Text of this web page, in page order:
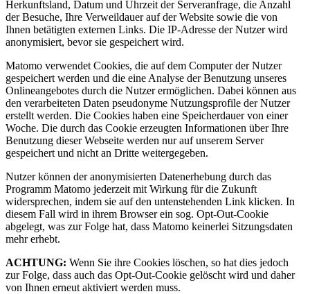
Herkunftsland, Datum und Uhrzeit der Serveranfrage, die Anzahl
der Besuche, Ihre Verweildauer auf der Website sowie die von
Ihnen betätigten externen Links. Die IP-Adresse der Nutzer wird
anonymisiert, bevor sie gespeichert wird.
Matomo verwendet Cookies, die auf dem Computer der Nutzer
gespeichert werden und die eine Analyse der Benutzung unseres
Onlineangebotes durch die Nutzer ermöglichen. Dabei können aus
den verarbeiteten Daten pseudonyme Nutzungsprofile der Nutzer
erstellt werden. Die Cookies haben eine Speicherdauer von einer
Woche. Die durch das Cookie erzeugten Informationen über Ihre
Benutzung dieser Webseite werden nur auf unserem Server
gespeichert und nicht an Dritte weitergegeben.
Nutzer können der anonymisierten Datenerhebung durch das
Programm Matomo jederzeit mit Wirkung für die Zukunft
widersprechen, indem sie auf den untenstehenden Link klicken. In
diesem Fall wird in ihrem Browser ein sog. Opt-Out-Cookie
abgelegt, was zur Folge hat, dass Matomo keinerlei Sitzungsdaten
mehr erhebt.
ACHTUNG: Wenn Sie ihre Cookies löschen, so hat dies jedoch
zur Folge, dass auch das Opt-Out-Cookie gelöscht wird und daher
von Ihnen erneut aktiviert werden muss.